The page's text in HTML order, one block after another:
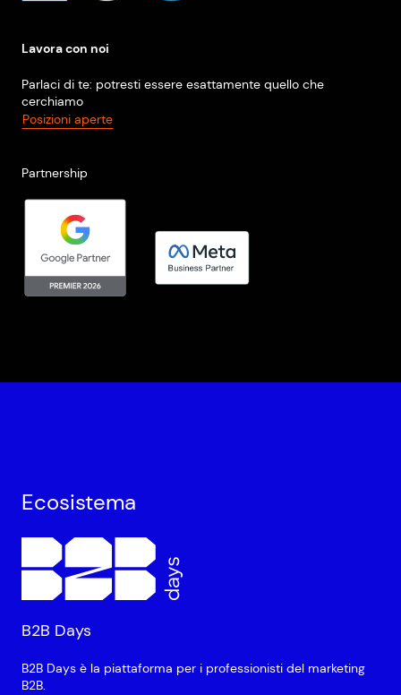
Lavora con noi
Parlaci di te: potresti essere esattamente quello che
cerchiamo
Posizioni aperte
Partnership
Ecosistema
B2B Days
B2B Days è la piattaforma per i professionisti del marketing
B2B.